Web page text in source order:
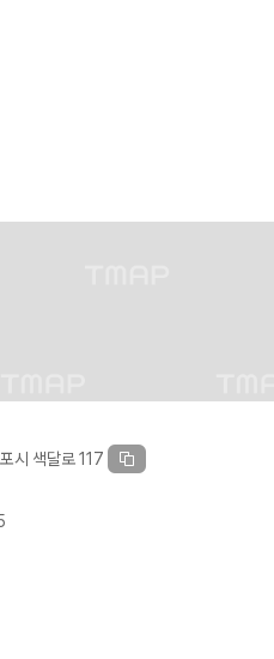
최저가를 찾는 사용자가 가장 먼저
며 인원수, 짐 공간, 보험 조건을 함
비교 플랫폼
교할 수 있는 렌트카 가격비교 플랫폼
시 색달로 117